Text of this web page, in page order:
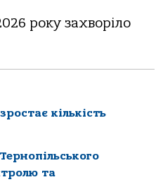
року захворіло
кількість
та